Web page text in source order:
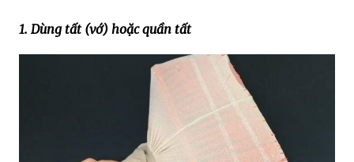
1. Dùng tất (vớ) hoặc quần tất